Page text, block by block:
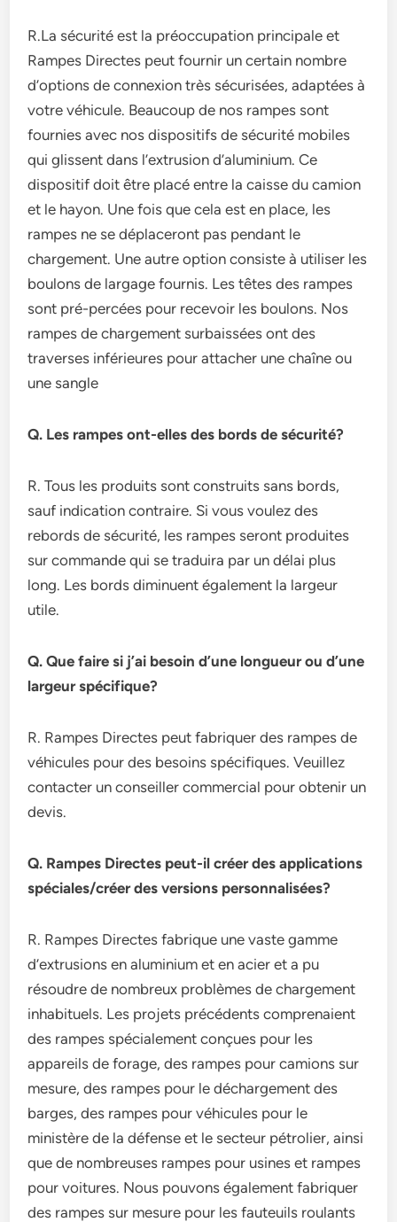
R.La sécurité est la préoccupation principale et
Rampes Directes peut fournir un certain nombre
d’options de connexion très sécurisées, adaptées à
votre véhicule. Beaucoup de nos rampes sont
fournies avec nos dispositifs de sécurité mobiles
qui glissent dans l’extrusion d’aluminium. Ce
dispositif doit être placé entre la caisse du camion
et le hayon. Une fois que cela est en place, les
rampes ne se déplaceront pas pendant le
chargement. Une autre option consiste à utiliser les
boulons de largage fournis. Les têtes des rampes
sont pré-percées pour recevoir les boulons. Nos
rampes de chargement surbaissées ont des
traverses inférieures pour attacher une chaîne ou
une sangle
Q. Les rampes ont-elles des bords de sécurité?
R. Tous les produits sont construits sans bords,
sauf indication contraire. Si vous voulez des
rebords de sécurité, les rampes seront produites
sur commande qui se traduira par un délai plus
long. Les bords diminuent également la largeur
utile.
Q. Que faire si j’ai besoin d’une longueur ou d’une
largeur spécifique?
R. Rampes Directes peut fabriquer des rampes de
véhicules pour des besoins spécifiques. Veuillez
contacter un conseiller commercial pour obtenir un
devis.
Q. Rampes Directes peut-il créer des applications
spéciales/créer des versions personnalisées?
R. Rampes Directes fabrique une vaste gamme
d’extrusions en aluminium et en acier et a pu
résoudre de nombreux problèmes de chargement
inhabituels. Les projets précédents comprenaient
des rampes spécialement conçues pour les
appareils de forage, des rampes pour camions sur
mesure, des rampes pour le déchargement des
barges, des rampes pour véhicules pour le
ministère de la défense et le secteur pétrolier, ainsi
que de nombreuses rampes pour usines et rampes
pour voitures. Nous pouvons également fabriquer
des rampes sur mesure pour les fauteuils roulants